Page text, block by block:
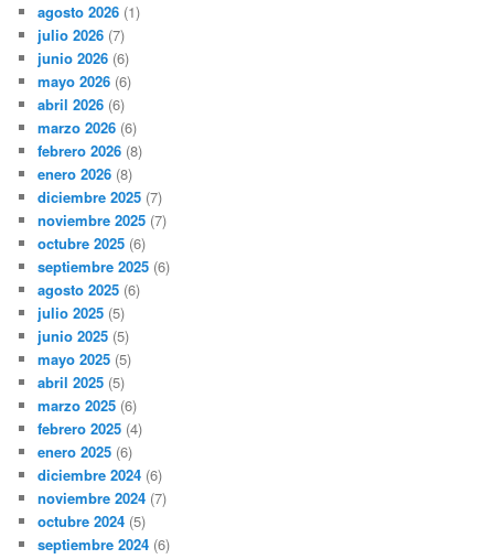
agosto 2026 (1)
julio 2026 (7)
junio 2026 (6)
mayo 2026 (6)
abril 2026 (6)
marzo 2026 (6)
febrero 2026 (8)
enero 2026 (8)
diciembre 2025 (7)
noviembre 2025 (7)
octubre 2025 (6)
septiembre 2025 (6)
agosto 2025 (6)
julio 2025 (5)
junio 2025 (5)
mayo 2025 (5)
abril 2025 (5)
marzo 2025 (6)
febrero 2025 (4)
enero 2025 (6)
diciembre 2024 (6)
noviembre 2024 (7)
octubre 2024 (5)
septiembre 2024 (6)